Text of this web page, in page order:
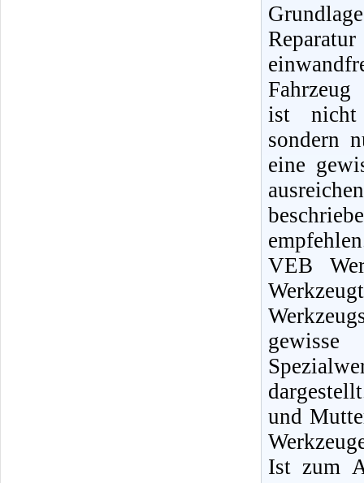
ist nicht
sondern
eine
VEB
gewisse
und
Ist zum